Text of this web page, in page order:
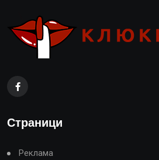
Страници
Реклама